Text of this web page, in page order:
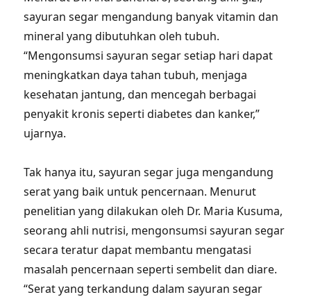
sayuran segar mengandung banyak vitamin dan
mineral yang dibutuhkan oleh tubuh.
“Mengonsumsi sayuran segar setiap hari dapat
meningkatkan daya tahan tubuh, menjaga
kesehatan jantung, dan mencegah berbagai
penyakit kronis seperti diabetes dan kanker,”
ujarnya.
Tak hanya itu, sayuran segar juga mengandung
serat yang baik untuk pencernaan. Menurut
penelitian yang dilakukan oleh Dr. Maria Kusuma,
seorang ahli nutrisi, mengonsumsi sayuran segar
secara teratur dapat membantu mengatasi
masalah pencernaan seperti sembelit dan diare.
“Serat yang terkandung dalam sayuran segar